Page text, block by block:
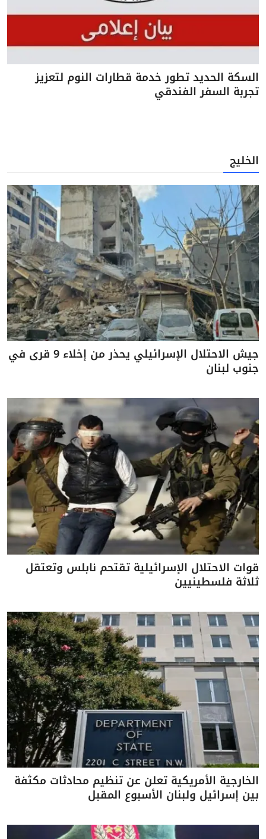
السكة الحديد تطور خدمة قطارات النوم لتعزيز
تجربة السفر الفندقي
الخليج
جيش الاحتلال الإسرائيلي يحذر من إخلاء 9 قرى في
جنوب لبنان
قوات الاحتلال الإسرائيلية تقتحم نابلس وتعتقل
ثلاثة فلسطينيين
الخارجية الأمريكية تعلن عن تنظيم محادثات مكثفة
بين إسرائيل ولبنان الأسبوع المقبل